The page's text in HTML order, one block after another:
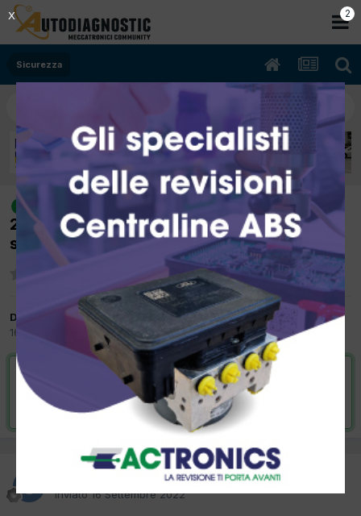
Sicurezza
risolto
[Mercedes Classe V W477 05/2015
2.1cc 651950 120Kw Diesel] Freno di
stazionamento, errore calibratura
Da Offbrescia
16 Settembre 2022inSicurezza
VAI ALLA SOLUZIONE
Risolta da Offbrescia, 19 Ottobre 2022
Inviato16 Settembre 2022
1
X